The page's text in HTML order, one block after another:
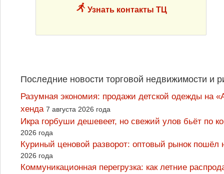
Узнать контакты ТЦ
Последние новости торговой недвижимости и
Разумная экономия: продажи детской одежды на
хенда 7 августа 2026 года
Икра горбуши дешевеет, но свежий улов бьёт по
2026 года
Куриный ценовой разворот: оптовый рынок
2026 года
Коммуникационная перегрузка: как летние